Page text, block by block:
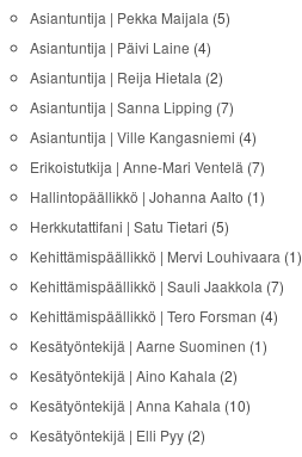
Asiantuntija | Pekka Maijala(5)
Asiantuntija | Päivi Laine (4)
Asiantuntija | Reija Hietala(2)
Asiantuntija | Sanna Lipping (7)
Asiantuntija | Ville Kangasniemi (4)
Erikoistutkija | Anne-Mari Ventelä(7)
Hallintopäällikkö | Johanna Aalto (1)
Herkkutattifani | Satu Tietari (5)
Kehittämispäällikkö | Mervi Louhivaara(1)
Kehittämispäällikkö | Sauli Jaakkola(7)
Kehittämispäällikkö | Tero Forsman (4)
Kesätyöntekijä | Aarne Suominen (1)
Kesätyöntekijä | Aino Kahala(2)
Kesätyöntekijä | Anna Kahala(10)
Kesätyöntekijä | Elli Pyy(2)